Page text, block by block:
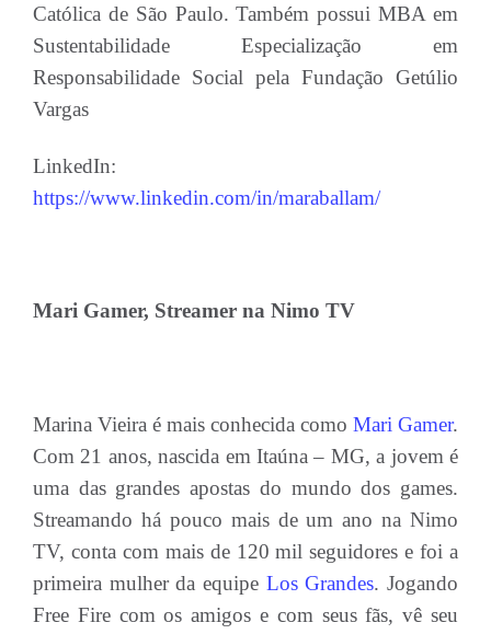
Católica de São Paulo. Também possui MBA em
Sustentabilidade Especialização em
Responsabilidade Social pela Fundação Getúlio
Vargas
LinkedIn:
https://www.linkedin.com/in/maraballam/
Mari Gamer, Streamer na Nimo TV
Marina Vieira é mais conhecida como Mari Gamer.
Com 21 anos, nascida em Itaúna – MG, a jovem é
uma das grandes apostas do mundo dos games.
Streamando há pouco mais de um ano na Nimo
TV, conta com mais de 120 mil seguidores e foi a
primeira mulher da equipe Los Grandes. Jogando
Free Fire com os amigos e com seus fãs, vê seu